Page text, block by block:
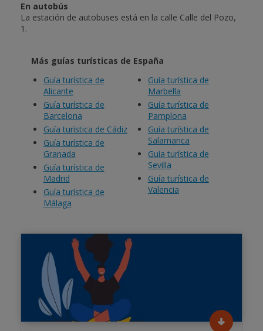
En autobús
La estación de autobuses está en la calle Calle del Pozo,
1.
Más guías turísticas de España
Guía turística de
Alicante
Guía turística de
Barcelona
Guía turística de Cádiz
Guía turística de
Granada
Guía turística de
Madrid
Guía turística de
Málaga
Guía turística de
Marbella
Guía turística de
Pamplona
Guía turística de
Salamanca
Guía turística de
Sevilla
Guía turística de
Valencia